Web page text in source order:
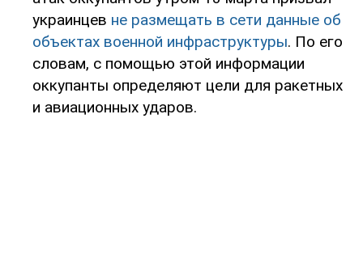
украинцев не размещать в сети данные об
объектах военной инфраструктуры. По его
словам, с помощью этой информации
оккупанты определяют цели для ракетных
и авиационных ударов.